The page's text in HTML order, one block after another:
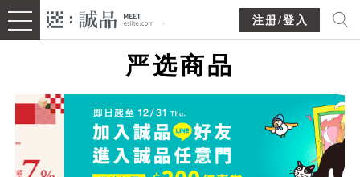
注册/登入
严选商品